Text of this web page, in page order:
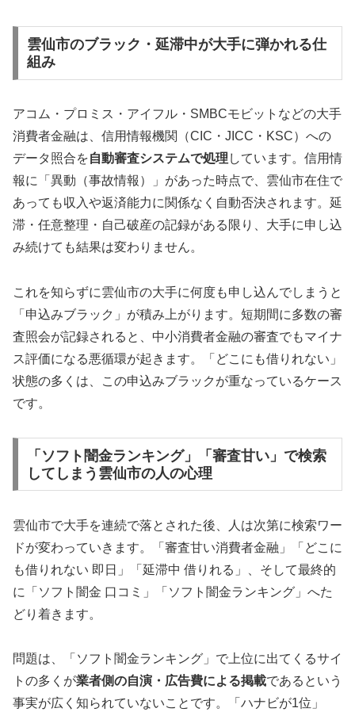
雲仙市のブラック・延滞中が大手に弾かれる仕
組み
アコム・プロミス・アイフル・SMBCモビットなどの大手
消費者金融は、信用情報機関（CIC・JICC・KSC）への
データ照合を自動審査システムで処理 しています。信用情
報に「異動（事故情報）」があった時点で、雲仙市在住で
あっても収入や返済能力に関係なく自動否決されます。延
滞・任意整理・自己破産の記録がある限り、大手に申し込
み続けても結果は変わりません。
これを知らずに雲仙市の大手に何度も申し込んでしまうと
「申込みブラック」が積み上がります。短期間に多数の審
査照会が記録されると、中小消費者金融の審査でもマイナ
ス評価になる悪循環が起きます。「どこにも借りれない」
状態の多くは、この申込みブラックが重なっているケース
です。
「ソフト闇金ランキング」「審査甘い」で検索
してしまう雲仙市の人の心理
雲仙市で大手を連続で落とされた後、人は次第に検索ワー
ドが変わっていきます。「審査甘い消費者金融」「どこに
も借りれない 即日」「延滞中 借りれる」、そして最終的
に「ソフト闇金 口コミ」「ソフト闇金ランキング」へた
どり着きます。
問題は、「ソフト闇金ランキング」で上位に出てくるサイ
トの多くが業者側の自演・広告費による掲載であるという
事実が広く知られていないことです。「ハナビが1位」